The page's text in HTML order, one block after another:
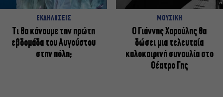
ΕΚΔΗΛΩΣΕΙΣ
Τι θα κάνουμε την πρώτη
εβδομάδα του Αυγούστου
στην πόλη;
ΜΟΥΣΙΚΗ
Ο Γιάννης Χαρούλης θα
δώσει μια τελευταία
καλοκαιρινή συναυλία στο
Θέατρο Γης